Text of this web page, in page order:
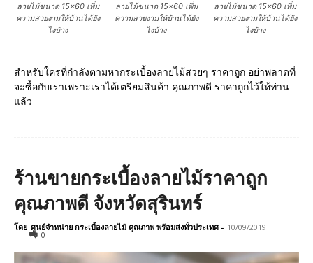
ลายไม้ขนาด 15×60 เพิ่ม
ความสวยงามให้บ้านได้ยัง
ไงบ้าง
ลายไม้ขนาด 15×60 เพิ่ม
ความสวยงามให้บ้านได้ยัง
ไงบ้าง
ลายไม้ขนาด 15×60 เพิ่ม
ความสวยงามให้บ้านได้ยัง
ไงบ้าง
สำหรับใครที่กำลังตามหากระเบื้องลายไม้สวยๆ ราคาถูก อย่าพลาดที่
จะซื้อกับเราเพราะเราได้เตรียมสินค้า คุณภาพดี ราคาถูกไว้ให้ท่าน
แล้ว
ร้านขายกระเบื้องลายไม้ราคาถูก
คุณภาพดี จังหวัดสุรินทร์
โดย ศูนย์จำหน่าย กระเบื้องลายไม้ คุณภาพ พร้อมส่งทั่วประเทศ- 10/09/2019
0